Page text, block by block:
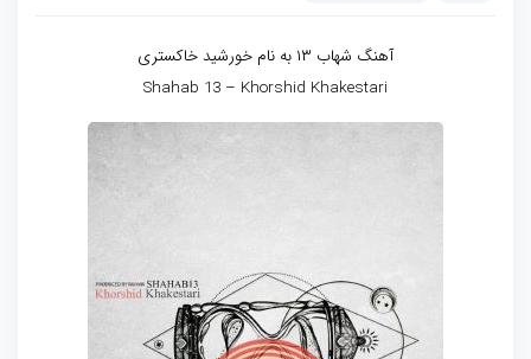
آهنگ شهاب ۱۳ به نام خورشید خاکستری
Shahab 13 – Khorshid Khakestari